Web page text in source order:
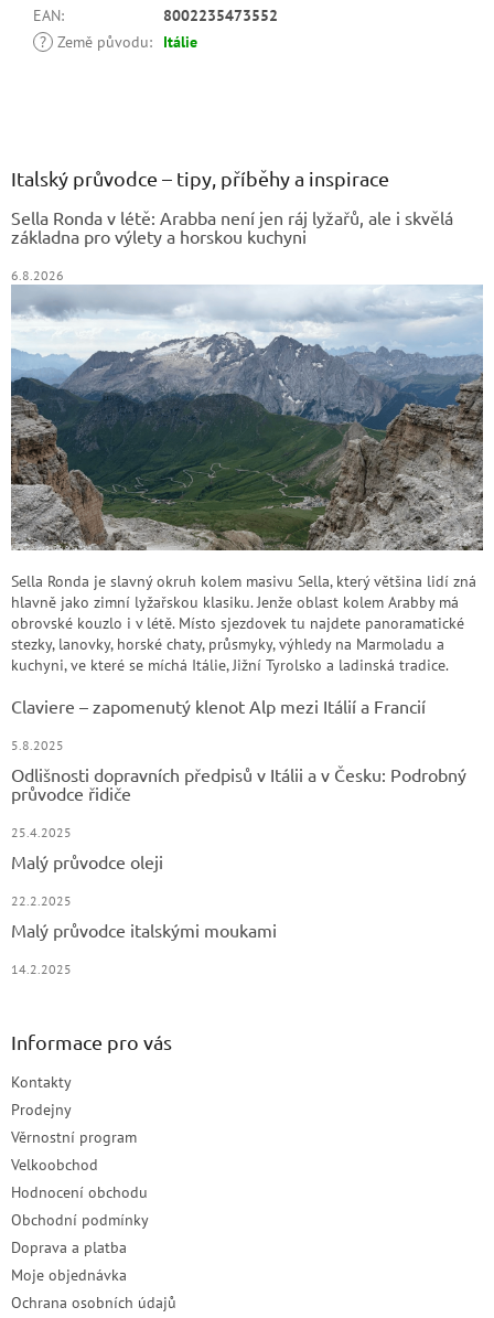
EAN:
8002235473552
? Země původu: Itálie
Italský průvodce – tipy, příběhy a inspirace
Sella Ronda v létě: Arabba není jen ráj lyžařů, ale i skvělá
základna pro výlety a horskou kuchyni
6.8.2026
Sella Ronda je slavný okruh kolem masivu Sella, který většina lidí zná
hlavně jako zimní lyžařskou klasiku. Jenže oblast kolem Arabby má
obrovské kouzlo i v létě. Místo sjezdovek tu najdete panoramatické
stezky, lanovky, horské chaty, průsmyky, výhledy na Marmoladu a
kuchyni, ve které se míchá Itálie, Jižní Tyrolsko a ladinská tradice.
Claviere – zapomenutý klenot Alp mezi Itálií a Francií
5.8.2025
Odlišnosti dopravních předpisů v Itálii a v Česku: Podrobný
průvodce řidiče
25.4.2025
Malý průvodce oleji
22.2.2025
Malý průvodce italskými moukami
14.2.2025
Informace pro vás
Kontakty
Prodejny
Věrnostní program
Velkoobchod
Hodnocení obchodu
Obchodní podmínky
Doprava a platba
Moje objednávka
Ochrana osobních údajů